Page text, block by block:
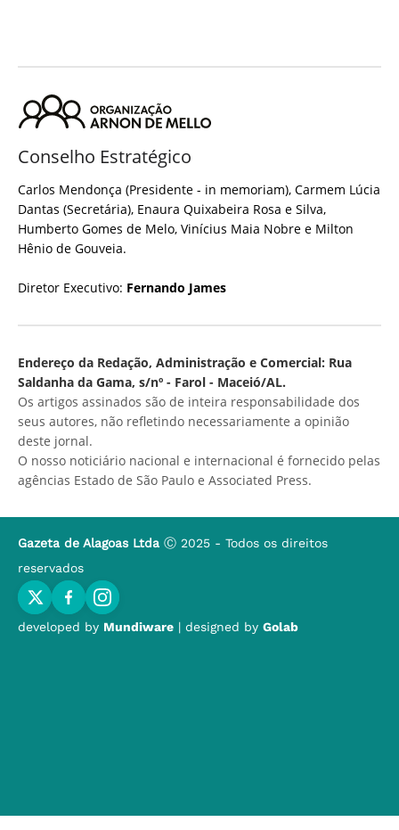
Conselho Estratégico
Carlos Mendonça (Presidente - in memoriam), Carmem Lúcia
Dantas (Secretária), Enaura Quixabeira Rosa e Silva,
Humberto Gomes de Melo, Vinícius Maia Nobre e Milton
Hênio de Gouveia.
Diretor Executivo: Fernando James
Endereço da Redação, Administração e Comercial: Rua
Saldanha da Gama, s/nº - Farol - Maceió/AL.
Os artigos assinados são de inteira responsabilidade dos
seus autores, não refletindo necessariamente a opinião
deste jornal.
O nosso noticiário nacional e internacional é fornecido pelas
agências Estado de São Paulo e Associated Press.
Gazeta de Alagoas Ltda Ⓒ 2025 - Todos os direitos
reservados
developed by Mundiware | designed by Golab